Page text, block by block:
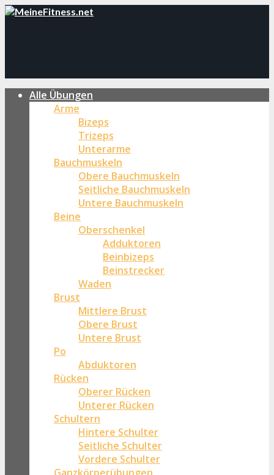
Alle Übungen
Arme
Bizeps
Trizeps
Unterarme
Bauchmuskeln
Obere Bauchmuskeln
Seitliche Bauchmuskeln
Untere Bauchmuskeln
Beine
Oberschenkel
Adduktoren
Beinbizeps
Beinstrecker
Waden
Brust
Mittlere Brust
Obere Brust
Untere Brust
Po
Abduktoren
Rücken
Oberer Rücken
Unterer Rücken
Schultern
Hintere Schulter
Seitliche Schulter
Vordere Schulter